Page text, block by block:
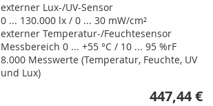
externer Lux-/UV-Sensor
0 ... 130.000 lx / 0 ... 30 mW/cm²
externer Temperatur-/Feuchtesensor
Messbereich 0 ... +55 °C / 10 ... 95 %rF
8.000 Messwerte (Temperatur, Feuchte, UV
und Lux)
447,44 €